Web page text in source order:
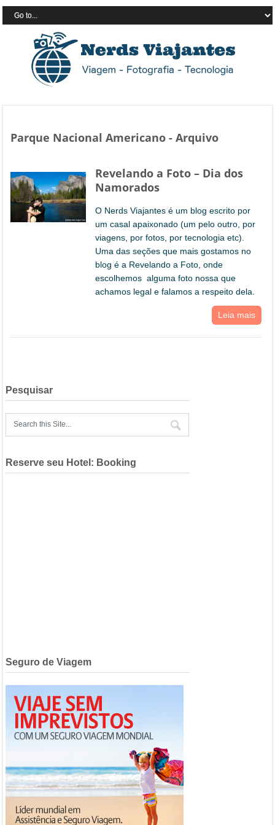
Parque Nacional Americano - Arquivo
Revelando a Foto – Dia dos
Namorados
O Nerds Viajantes é um blog escrito por
um casal apaixonado (um pelo outro, por
viagens, por fotos, por tecnologia etc).
Uma das seções que mais gostamos no
blog é a Revelando a Foto, onde
escolhemos alguma foto nossa que
achamos legal e falamos a respeito dela.
Leia mais
Pesquisar
Reserve seu Hotel: Booking
Seguro de Viagem